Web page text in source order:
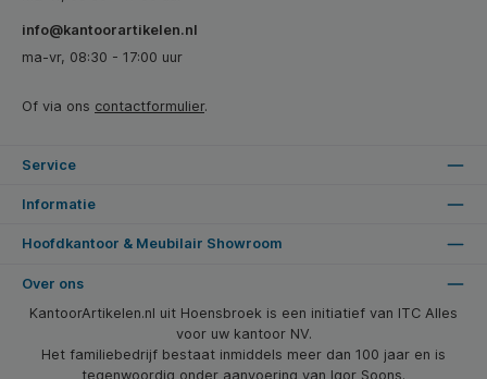
info@kantoorartikelen.nl
ma-vr, 08:30 - 17:00 uur
Of via ons contactformulier.
Service
Informatie
Hoofdkantoor & Meubilair Showroom
Over ons
KantoorArtikelen.nl uit Hoensbroek is een initiatief van ITC Alles
voor uw kantoor NV.
Het familiebedrijf bestaat inmiddels meer dan 100 jaar en is
tegenwoordig onder aanvoering van Igor Soons.